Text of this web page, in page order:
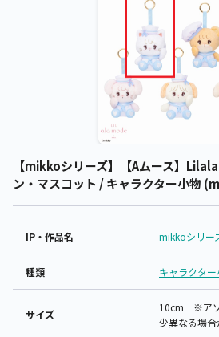
【mikkoシリーズ】【Aムース】
ン・マスコット / キャラクター小物
IP・作品名 mikkoシリー
種類 キャラクタ
サイズ
10cm ※アソ
少異なる場合